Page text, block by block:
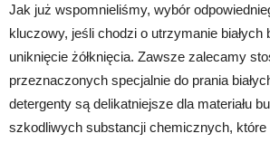
Jak już wspomnieliśmy, wybór
kluczowy, jeśli chodzi o utrzymanie
uniknięcie żółknięcia. Zawsze zalecamy
przeznaczonych specjalnie do prania
detergenty są delikatniejsze dla materiału
szkodliwych substancji chemicznych, które